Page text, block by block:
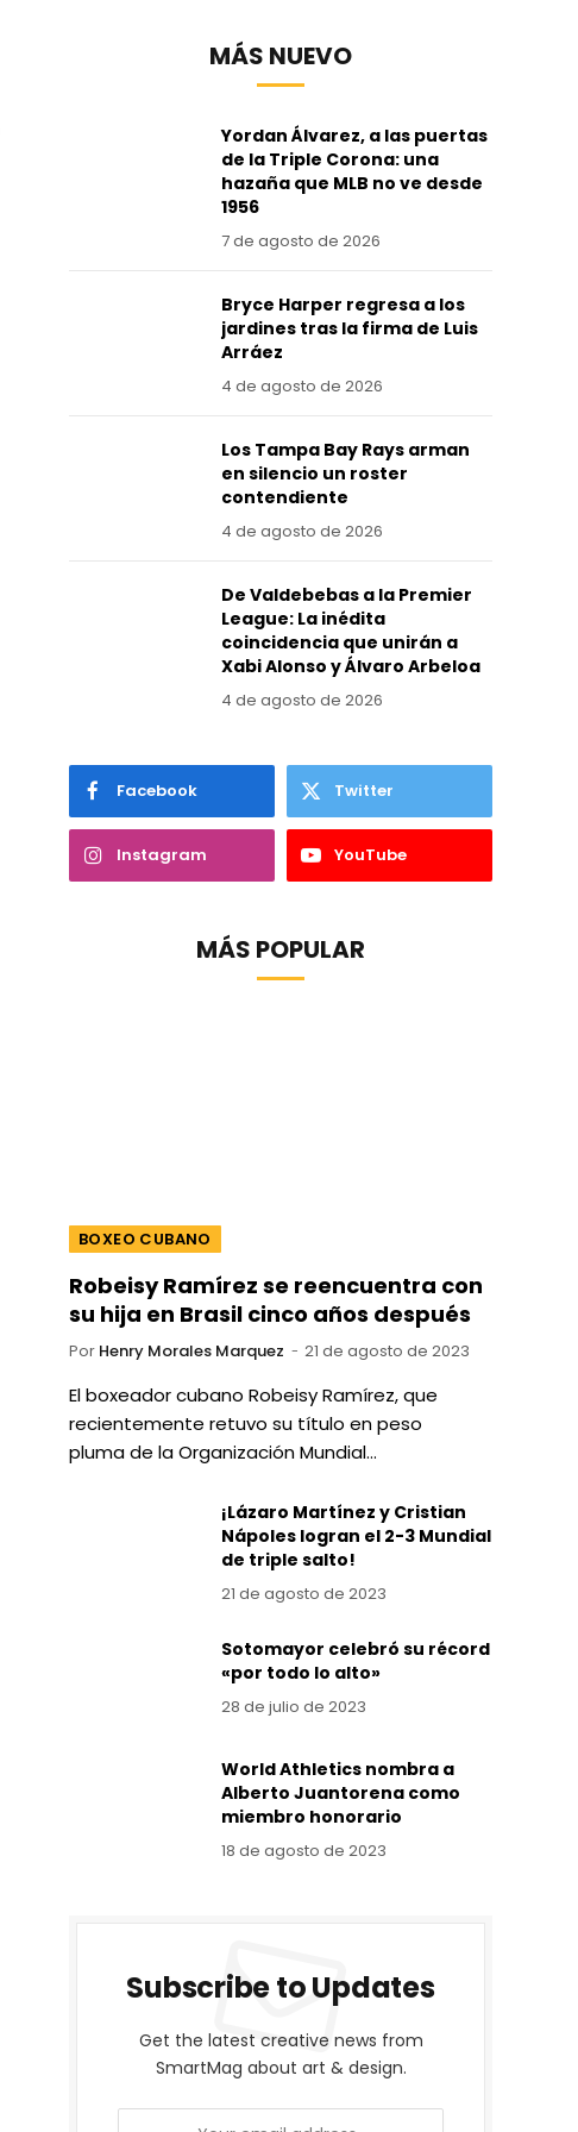
MÁS NUEVO
Yordan Álvarez, a las puertas
de la Triple Corona: una
hazaña que MLB no ve desde
1956
7 de agosto de 2026
Bryce Harper regresa a los
jardines tras la firma de Luis
Arráez
4 de agosto de 2026
Los Tampa Bay Rays arman
en silencio un roster
contendiente
4 de agosto de 2026
De Valdebebas a la Premier
League: La inédita
coincidencia que unirán a
Xabi Alonso y Álvaro Arbeloa
4 de agosto de 2026
Facebook Twitter
Instagram YouTube
MÁS POPULAR
BOXEO CUBANO
Robeisy Ramírez se reencuentra con
su hija en Brasil cinco años después
Por Henry Morales Marquez 21 de agosto de 2023
El boxeador cubano Robeisy Ramírez, que
recientemente retuvo su título en peso
pluma de la Organización Mundial…
¡Lázaro Martínez y Cristian
Nápoles logran el 2-3 Mundial
de triple salto!
21 de agosto de 2023
Sotomayor celebró su récord
«por todo lo alto»
28 de julio de 2023
World Athletics nombra a
Alberto Juantorena como
miembro honorario
18 de agosto de 2023
Subscribe to Updates
Get the latest creative news from
SmartMag about art & design.